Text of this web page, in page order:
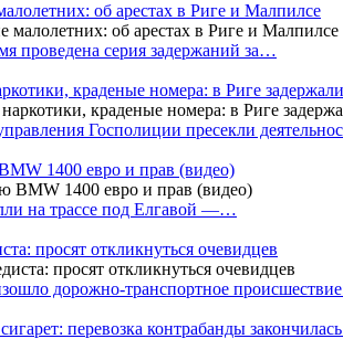
об арестах в Риге и Малпилсе
проведена серия задержаний за…
краденые номера: в Риге
Госполиции пресекли
1400 евро и прав (видео)
на трассе под Елгавой —…
просят откликнуться очевидцев
дорожно-транспортное
перевозка контрабанды